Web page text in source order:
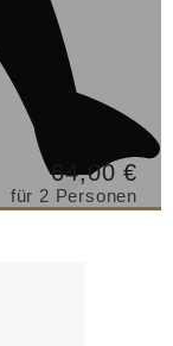
64,00 €
für 2 Personen